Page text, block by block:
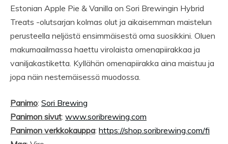
Estonian Apple Pie & Vanilla on Sori Brewingin Hybrid
Treats -olutsarjan kolmas olut ja aikaisemman maistelun
perusteella neljästä ensimmäisestä oma suosikkini. Oluen
makumaailmassa haettu virolaista omenapiirakkaa ja
vaniljakastiketta. Kyllähän omenapiirakka aina maistuu ja
jopa näin nestemäisessä muodossa.
Panimo: Sori Brewing
Panimon sivut: www.soribrewing.com
Panimon verkkokauppa: https://shop.soribrewing.com/fi